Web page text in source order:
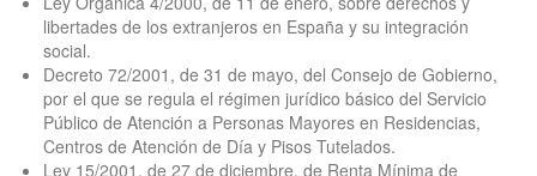
libertades de los extranjeros en España y su integración
social.
Decreto 72/2001, de 31 de mayo, del Consejo de Gobierno,
por el que se regula el régimen jurídico básico del Servicio
Público de Atención a Personas Mayores en Residencias,
Centros de Atención de Día y Pisos Tutelados.
Ley 15/2001, de 27 de diciembre, de Renta Mínima de